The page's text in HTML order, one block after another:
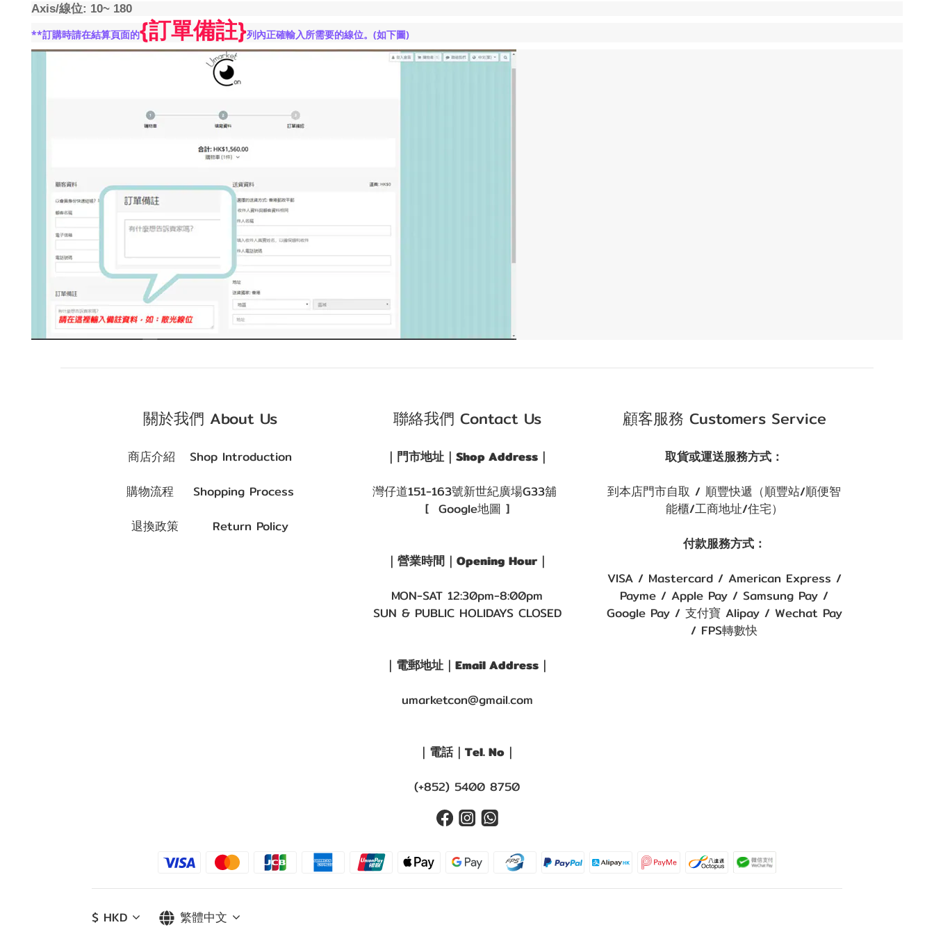
Axis/線位: 10~ 180
**訂購時請在結算頁面的{訂單備註}列內正確輸入所需要的線位。 (如下圖)
關於我們 About Us
商店介紹 Shop Introduction
購物流程 Shopping Process
退換政策 Return Policy
聯絡我們 Contact Us
｜門市地址｜Shop Address｜
灣仔道151-163號新世紀廣場G33舖
[ Google地圖 ]
｜營業時間｜Opening Hour｜
MON-SAT 12:30pm-8:00pm
SUN & PUBLIC HOLIDAYS CLOSED
｜電郵地址｜Email Address｜
umarketcon@gmail.com
｜電話｜Tel. No｜
(+852) 5400 8750
顧客服務 Customers Service
取貨或運送服務方式：
到本店門市自取 / 順豐快遞（順豐站/順便智
能櫃/工商地址/住宅）
付款服務方式：
VISA / Mastercard / American Express /
Payme / Apple Pay / Samsung Pay /
Google Pay / 支付寶 Alipay / Wechat Pay
/ FPS轉數快
$ HKD 繁體中文